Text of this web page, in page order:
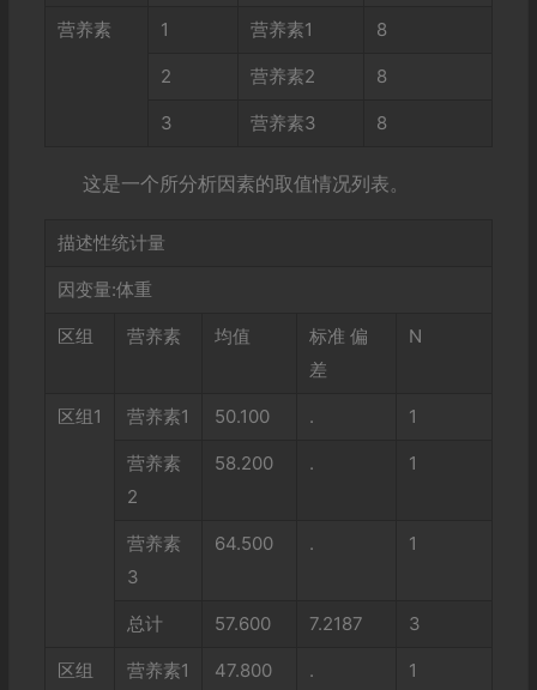
营养素 1 营养素1 8
2 营养素2 8
3 营养素3 8
这是一个所分析因素的取值情况列表。
描述性统计量
因变量:体重
区组 营养素 均值
标准 偏
差
N
区组1 营养素1 50.100 . 1
营养素
2
58.200 . 1
营养素
3
64.500 . 1
总计 57.600 7.2187 3
区组
营养素1 47.800 . 1